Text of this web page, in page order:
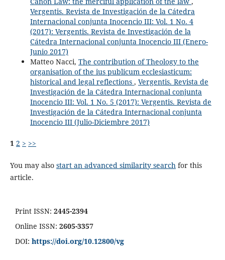
Vergentis. Revista de Investigación de la Cátedra
Internacional conjunta Inocencio III: Vol. 1 No. 4
(2017): Vergentis. Revista de Investigación de la
Cátedra Internacional conjunta Inocencio III (Enero-
Junio 2017)
Matteo Nacci, The contribution of Theology to the
organisation of the ius publicum ecclesiasticum:
historical and legal reflections , Vergentis. Revista de
Investigación de la Cátedra Internacional conjunta
Inocencio III: Vol. 1 No. 5 (2017): Vergentis. Revista de
Investigación de la Cátedra Internacional conjunta
Inocencio III (Julio-Diciembre 2017)
1 2 > >>
You may also start an advanced similarity searchfor this
article.
Print ISSN: 2445-2394
Online ISSN: 2605-3357
DOI: https://doi.org/10.12800/vg